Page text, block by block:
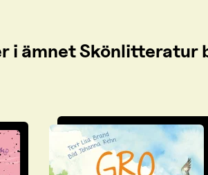
i ämnet Skönlitteratur